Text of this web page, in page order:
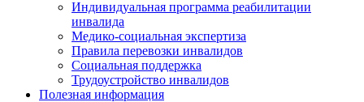
Индивидуальная программа реабилитации
инвалида
Медико-социальная экспертиза
Правила перевозки инвалидов
Социальная поддержка
Трудоустройство инвалидов
Полезная информация